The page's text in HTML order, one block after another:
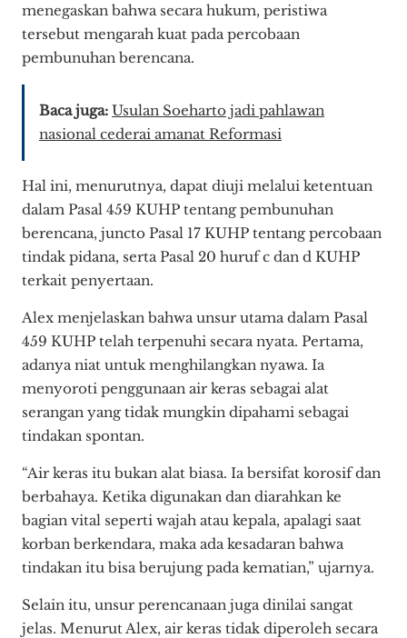
menegaskan bahwa secara hukum, peristiwa
tersebut mengarah kuat pada percobaan
pembunuhan berencana.
Baca juga: Usulan Soeharto jadi pahlawan
nasional cederai amanat Reformasi
Hal ini, menurutnya, dapat diuji melalui ketentuan
dalam Pasal 459 KUHP tentang pembunuhan
berencana, juncto Pasal 17 KUHP tentang percobaan
tindak pidana, serta Pasal 20 huruf c dan d KUHP
terkait penyertaan.
Alex menjelaskan bahwa unsur utama dalam Pasal
459 KUHP telah terpenuhi secara nyata. Pertama,
adanya niat untuk menghilangkan nyawa. Ia
menyoroti penggunaan air keras sebagai alat
serangan yang tidak mungkin dipahami sebagai
tindakan spontan.
“Air keras itu bukan alat biasa. Ia bersifat korosif dan
berbahaya. Ketika digunakan dan diarahkan ke
bagian vital seperti wajah atau kepala, apalagi saat
korban berkendara, maka ada kesadaran bahwa
tindakan itu bisa berujung pada kematian,” ujarnya.
Selain itu, unsur perencanaan juga dinilai sangat
jelas. Menurut Alex, air keras tidak diperoleh secara